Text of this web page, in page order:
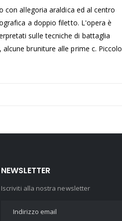
con allegoria araldica ed al centro
a doppio filetto. L'opera è
sulle tecniche di battaglia
bruniture alle prime c. Piccolo
NEWSLETTER
Iscriviti alla nostra newsletter